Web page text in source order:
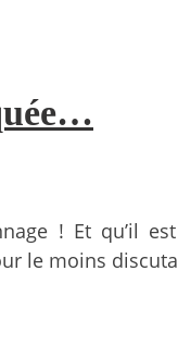
! Et
le moins